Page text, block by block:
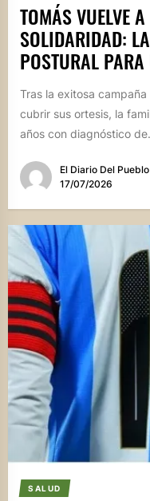
TOMÁS VUELVE
SOLIDARIDAD:
POSTURAL
Tras la exitosa
cubrir sus ortesis, la
años con diagnóstico
El Diario Del Pueblo
17/07/2026
SALUD